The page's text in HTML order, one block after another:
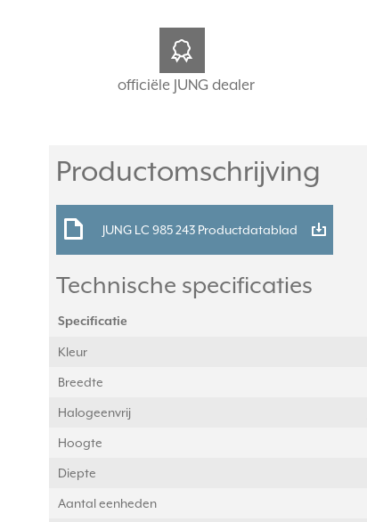
officiële JUNG dealer
Productomschrijving
JUNG LC 985 243 Productdatablad
Technische specificaties
Specificatie
Kleur
Breedte
Halogeenvrij
Hoogte
Diepte
Aantal eenheden